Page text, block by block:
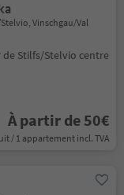
Vinschgau/Val
de Stilfs/Stelvio centre
À partir de 50€
/ 1 appartement incl. TVA